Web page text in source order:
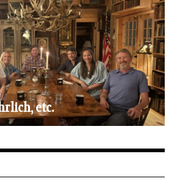
LONDON
Antisemitismus bleibt auf